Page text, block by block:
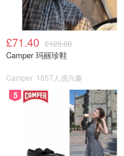
£71.40 £120.00
Camper 玛丽珍鞋
Camper 1657人感兴趣
5